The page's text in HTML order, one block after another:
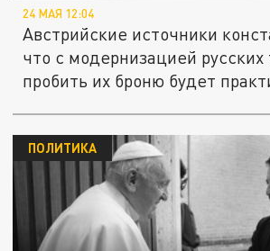
24 МАЯ 12:04
Австрийские источники
что с модернизацией русских
пробить их броню будет
ПОЛИТИКА